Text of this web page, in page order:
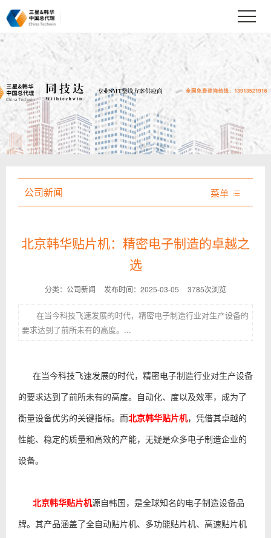
公司新闻 菜单 
北京韩华贴片机：精密电子制造的卓越之
选
分类：公司新闻 发布时间：2025-03-05 3785次浏览
在当今科技飞速发展的时代，精密电子制造行业对生产设备的
要求达到了前所未有的高度。...
在当今科技飞速发展的时代，精密电子制造行业对生产设备
的要求达到了前所未有的高度。自动化、度以及效率，成为了
衡量设备优劣的关键指标。而北京韩华贴片机，凭借其卓越的
性能、稳定的质量和高效的产能，无疑是众多电子制造企业的
设备。
北京韩华贴片机源自韩国，是全球知名的电子制造设备品
牌。其产品涵盖了全自动贴片机、多功能贴片机、高速贴片机